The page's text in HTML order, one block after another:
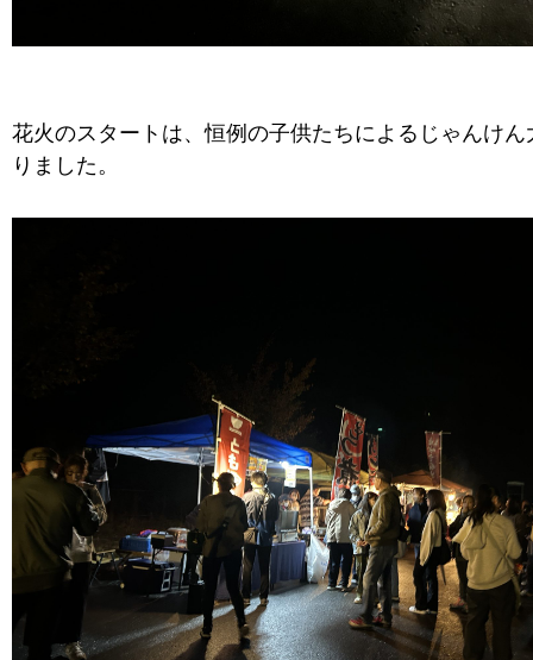
花火のスタートは、恒例の子供たちによるじゃんけん
りました。